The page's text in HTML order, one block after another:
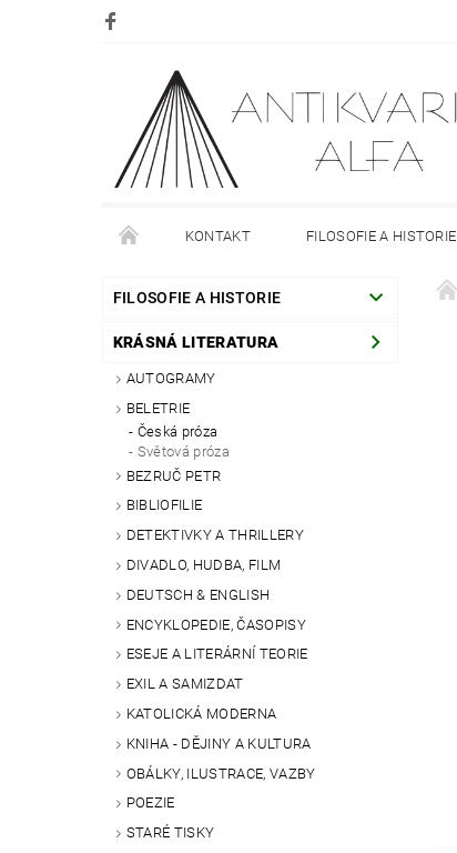
KONTAKT FILOSOFIE A HISTORIE
DOPRAVA PLATBA O NÁKUPU
FILOSOFIE A HISTORIE
KRÁSNÁ LITERATURA
AUTOGRAMY
BELETRIE
Česká próza
Světová próza
BEZRUČ PETR
BIBLIOFILIE
DETEKTIVKY A THRILLERY
DIVADLO, HUDBA, FILM
DEUTSCH & ENGLISH
ENCYKLOPEDIE, ČASOPISY
ESEJE A LITERÁRNÍ TEORIE
EXIL A SAMIZDAT
KATOLICKÁ MODERNA
KNIHA - DĚJINY A KULTURA
OBÁLKY, ILUSTRACE, VAZBY
POEZIE
STARÉ TISKY